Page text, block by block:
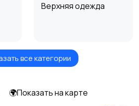
Верхняя одежда
Домашняя одежда
все категории
🌍Показать на карте